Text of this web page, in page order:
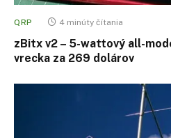
QRP 4 minúty čítania
zBitx v2 – 5-wattový all-
vrecka za 269 dolárov